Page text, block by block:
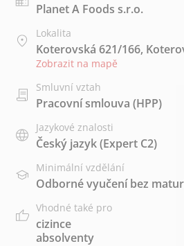
Planet A Foods s.r.o.
Lokalita
Koterovská 621/166,
Zobrazit na mapě
Smluvní vztah
Pracovní smlouva (HPP)
Jazykové znalosti
Český jazyk(Expert C2)
Minimální vzdělání
Odborné vyučení bez
Vhodné také pro
cizince
absolventy